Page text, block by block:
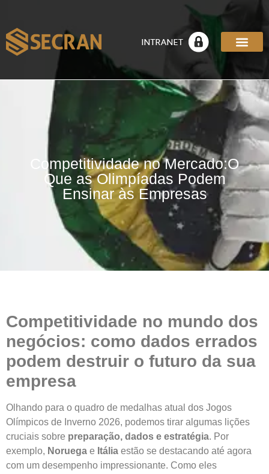
Competitividade no Mercado:O
Que as Olimpíadas Podem
Ensinar às Empresas
Competitividade no mundo dos
negócios: como dados errados
podem destruir o futuro da sua
empresa
Olhando para o quadro de medalhas atual dos Jogos
Olímpicos de Inverno 2026, podemos tirar algumas lições
cruciais sobre preparação, dados e estratégia. Por
exemplo, Noruega e Itália estão se destacando até agora
com um desempenho impressionante. Como eles